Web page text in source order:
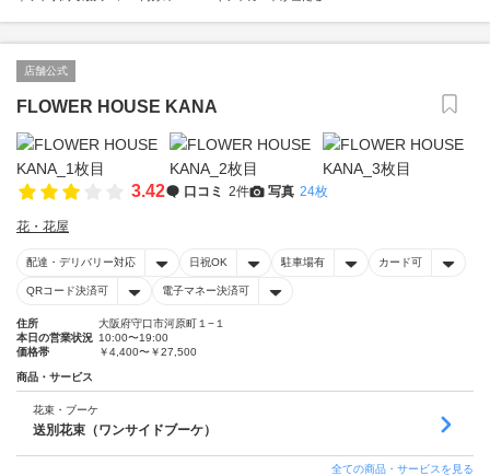
店舗公式
FLOWER HOUSE KANA
3.42 口コミ 2件 写真 24枚
花・花屋
配達・デリバリー対応 日祝OK 駐車場有 カード可
QRコード決済可 電子マネー決済可
住所
大阪府守口市河原町１−１
本日の営業状況 10:00〜19:00
価格帯
￥4,400〜￥27,500
商品・サービス
花束・ブーケ
送別花束（ワンサイドブーケ）
全ての商品・サービスを見る